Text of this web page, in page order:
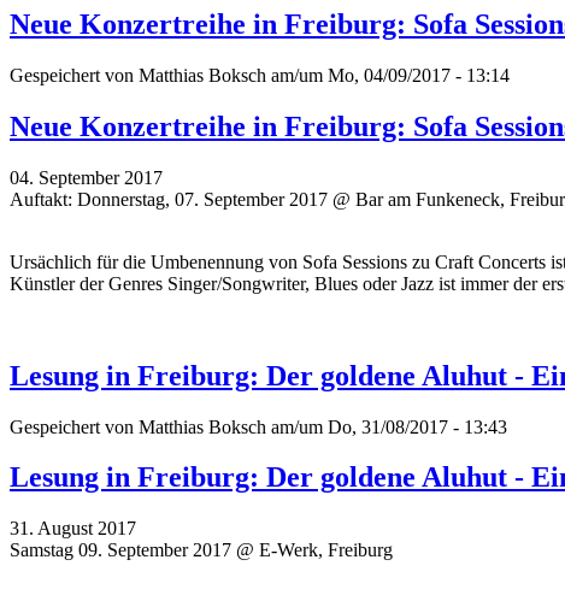
Neue Konzertreihe in Freiburg: Sofa
Gespeichert von Matthias Boksch am/um Mo, 04/09/2017 - 13:14
Neue Konzertreihe in Freiburg: Sofa
04. September 2017
Auftakt: Donnerstag, 07. September 2017 @ Bar am Funkeneck,
Ursächlich für die Umbenennung von Sofa Sessions zu Craft
Künstler der Genres Singer/Songwriter, Blues oder Jazz ist immer der
Lesung in Freiburg: Der goldene Aluhut -
Gespeichert von Matthias Boksch am/um Do, 31/08/2017 - 13:43
Lesung in Freiburg: Der goldene Aluhut -
31. August 2017
Samstag 09. September 2017 @ E-Werk, Freiburg